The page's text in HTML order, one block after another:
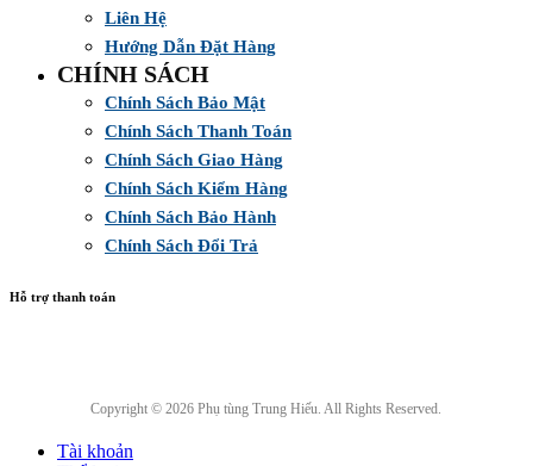
Liên Hệ
Hướng Dẫn Đặt Hàng
CHÍNH SÁCH
Chính Sách Bảo Mật
Chính Sách Thanh Toán
Chính Sách Giao Hàng
Chính Sách Kiểm Hàng
Chính Sách Bảo Hành
Chính Sách Đổi Trả
Hỗ trợ thanh toán
Copyright © 2026 Phụ tùng Trung Hiếu. All Rights Reserved.
Tài khoản